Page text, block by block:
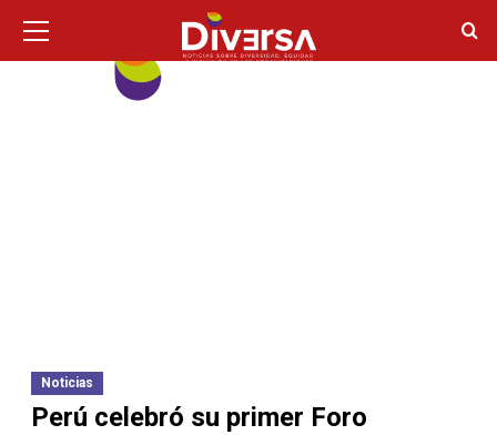
contenido
principal
Noticias
Perú celebró su primer Foro